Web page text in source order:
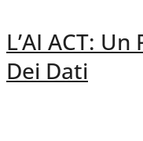
L’AI ACT:
Dei Dati